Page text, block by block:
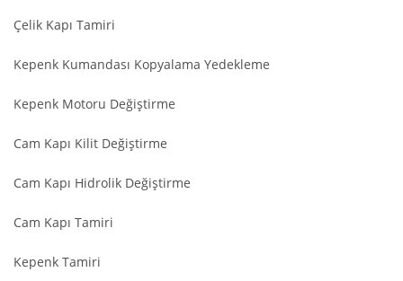
Çelik Kapı Tamiri
Kepenk Kumandası Kopyalama Yedekleme
Kepenk Motoru Değiştirme
Cam Kapı Kilit Değiştirme
Cam Kapı Hidrolik Değiştirme
Cam Kapı Tamiri
Kepenk Tamiri